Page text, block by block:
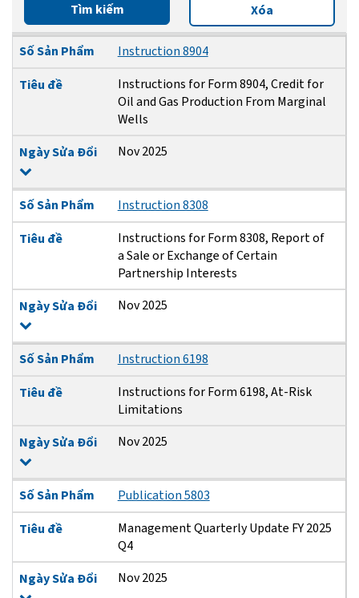
Tìm kiếm Xóa
Số Sản Phẩm
Tiêu đề
Ngày Sửa Đổi
Số Sản Phẩm
Instruction 8904
Tiêu đề
Instructions for Form 8904, Credit for
Oil and Gas Production From Marginal
Wells
Ngày Sửa Đổi
Nov 2025
Số Sản Phẩm
Instruction 8308
Tiêu đề
Instructions for Form 8308, Report of
a Sale or Exchange of Certain
Partnership Interests
Ngày Sửa Đổi
Nov 2025
Số Sản Phẩm
Instruction 6198
Tiêu đề
Instructions for Form 6198, At-Risk
Limitations
Ngày Sửa Đổi
Nov 2025
Số Sản Phẩm
Publication 5803
Tiêu đề
Management Quarterly Update FY 2025
Q4
Ngày Sửa Đổi
Nov 2025